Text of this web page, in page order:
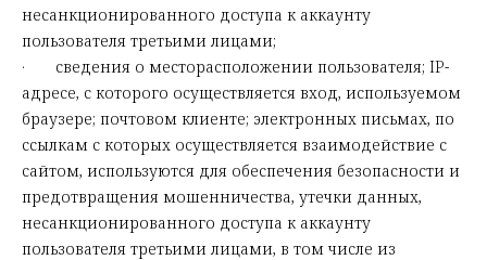
несанкционированного доступа к аккаунту
пользователя третьими лицами;
· сведения о месторасположении пользователя; IP-
адресе, с которого осуществляется вход, используемом
браузере; почтовом клиенте; электронных письмах, по
ссылкам с которых осуществляется взаимодействие с
сайтом, используются для обеспечения безопасности и
предотвращения мошенничества, утечки данных,
несанкционированного доступа к аккаунту
пользователя третьими лицами, в том числе из